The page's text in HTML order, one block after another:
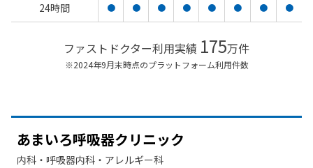
24時間
● ● ● ● ● ● ● ●
ファストドクター利用実績 175万件
※2024年9月末時点のプラットフォーム利用件数
あまいろ呼吸器クリニック
内科・​呼吸器内科・​アレルギー科